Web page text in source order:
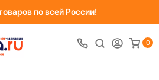
по всей России!
0